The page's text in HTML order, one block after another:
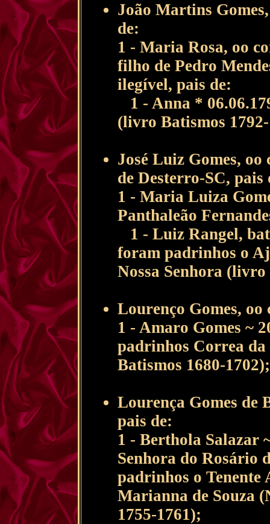
João Martins
de:
1 - Maria Rosa, oo
filho de Pedro
ilegível, pais de:
1 - Anna *
(livro Batismos
José Luiz Gomes,
de Desterro-SC, pais
1 - Maria Luiza
Panthaleão
1 - Luiz Rangel,
foram padrinhos o
Nossa Senhora
Lourenço Gomes,
1 - Amaro Gomes ~
padrinhos Correa
Batismos 1680-1702);
Lourença Gomes de
pais de:
1 - Berthola Salazar
Senhora do Rosário
padrinhos o
Marianna de Souza
1755-1761);